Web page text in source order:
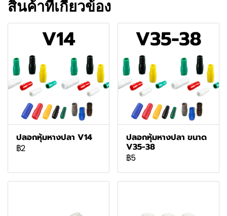
สินค้าที่เกี่ยวข้อง
ปลอกหุ้มหางปลา V14
฿2
ปลอกหุ้มหางปลา ขนาด
V35-38
฿5